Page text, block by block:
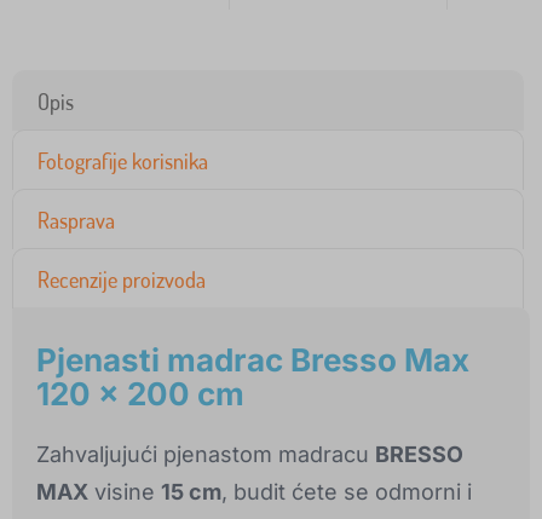
Opis
Fotografije korisnika
Rasprava
Recenzije proizvoda
Pjenasti madrac Bresso Max
120 x 200 cm
Zahvaljujući pjenastom madracu BRESSO
MAX visine 15 cm, budit ćete se odmorni i